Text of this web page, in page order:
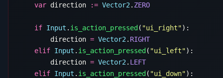
    var
direction := Vector2 .
    if
Input . is_action_pressed ( "ui_right"
        direction
= Vector2 .
    elif
Input . is_action_pressed ( "ui_left"
        direction
= Vector2 .
    elif
Input . is_action_pressed ( "ui_down"